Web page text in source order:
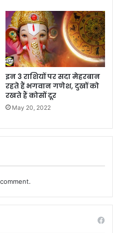
इन 3 राशियों पर सदा मेहरबान
रहते हैं भगवान गणेश, दुखों को
रखते हैं कोसों दूर
May 20, 2022